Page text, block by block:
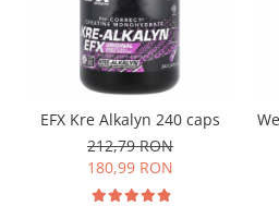
EFX Kre Alkalyn 240 caps
212,79 RON
180,99 RON